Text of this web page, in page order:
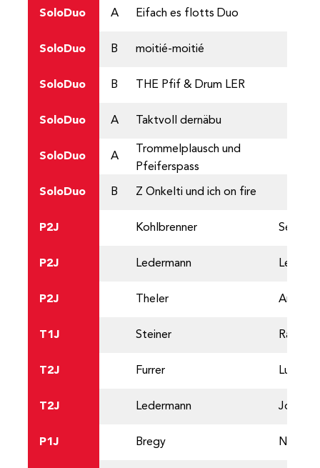
SoloDuo A Eifach es flotts Duo
SoloDuo B moitié-moitié
SoloDuo B THE Pfif & Drum LER
SoloDuo A Taktvoll dernäbu
SoloDuo A
Trommelplausch und
Pfeiferspass
SoloDuo B Z Onkelti und ich on fire
P2J Kohlbrenner Selena
P2J Ledermann Leonie
P2J Theler Anina
T1J Steiner Ramon
T2J Furrer Lucio
T2J Ledermann Jonas
P1J Bregy Nina